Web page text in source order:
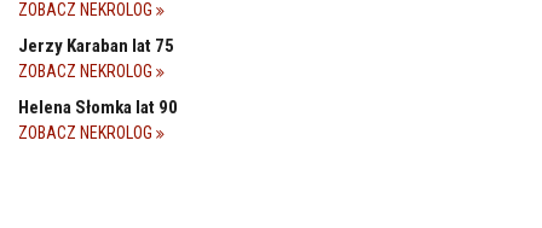
ZOBACZ NEKROLOG
Jerzy Karaban lat 75
ZOBACZ NEKROLOG
Helena Słomka lat 90
ZOBACZ NEKROLOG